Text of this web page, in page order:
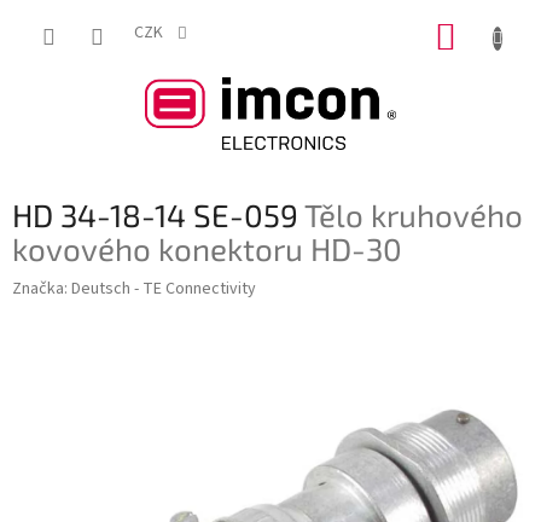
CZK
HD 34-18-14 SE-059 Tělo kruhového
kovového konektoru HD-30
Značka: Deutsch - TE Connectivity